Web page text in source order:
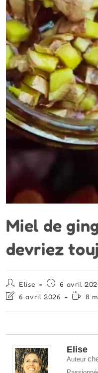
Miel de
devriez
Auteur/autrice
de
la
Elise
Publication
publiée :
6 avril
Dernière
publication :
6 avril 2026
Temps
8
Elise
Auteur